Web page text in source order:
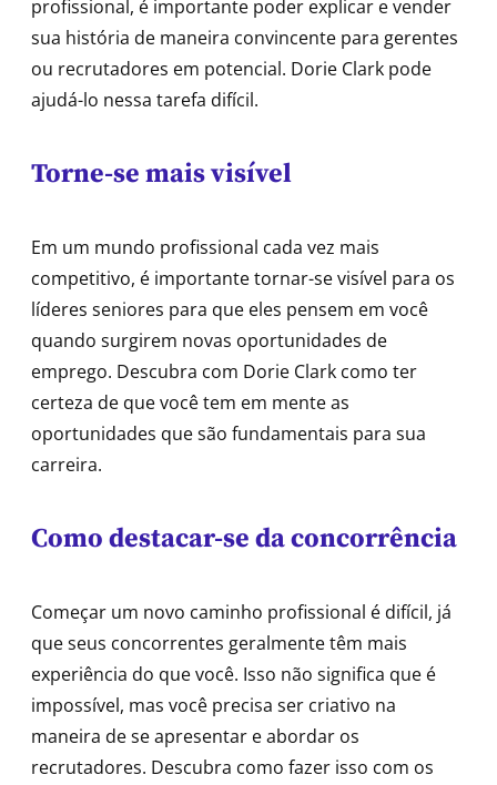
profissional, é importante poder explicar e vender
sua história de maneira convincente para gerentes
ou recrutadores em potencial. Dorie Clark pode
ajudá-lo nessa tarefa difícil.
Torne-se mais visível
Em um mundo profissional cada vez mais
competitivo, é importante tornar-se visível para os
líderes seniores para que eles pensem em você
quando surgirem novas oportunidades de
emprego. Descubra com Dorie Clark como ter
certeza de que você tem em mente as
oportunidades que são fundamentais para sua
carreira.
Como destacar-se da concorrência
Começar um novo caminho profissional é difícil, já
que seus concorrentes geralmente têm mais
experiência do que você. Isso não significa que é
impossível, mas você precisa ser criativo na
maneira de se apresentar e abordar os
recrutadores. Descubra como fazer isso com os